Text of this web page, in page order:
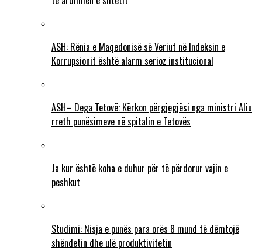
ASH: Rënia e Maqedonisë së Veriut në Indeksin e
Korrupsionit është alarm serioz institucional
ASH– Dega Tetovë: Kërkon përgjegjësi nga ministri Aliu
rreth punësimeve në spitalin e Tetovës
Ja kur është koha e duhur për të përdorur vajin e
peshkut
Studimi: Nisja e punës para orës 8 mund të dëmtojë
shëndetin dhe ulë produktivitetin